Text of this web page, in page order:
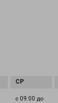
с 09:00 до